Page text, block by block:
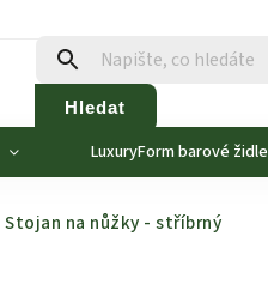
Hledat
LuxuryForm barové židle
Stojan na nůžky - stříbrný